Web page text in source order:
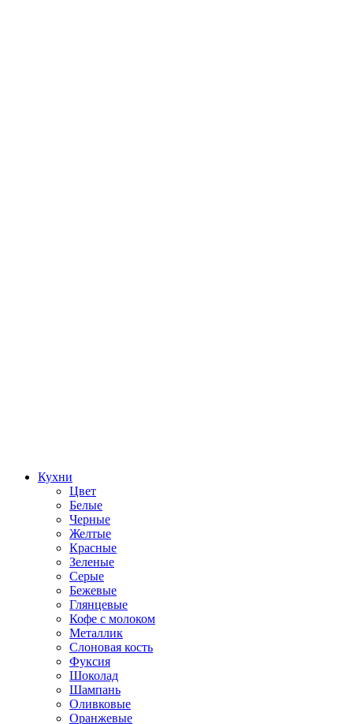
Кухни
Цвет
Белые
Черные
Желтые
Красные
Зеленые
Серые
Бежевые
Глянцевые
Кофе с молоком
Металлик
Слоновая кость
Фуксия
Шоколад
Шампань
Оливковые
Оранжевые